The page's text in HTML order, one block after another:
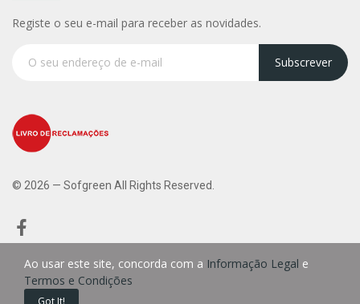
Registe o seu e-mail para receber as novidades.
Subscrever
© 2026 — Sofgreen All Rights Reserved.
Ao usar este site, concorda com a Informação Legal e
Termos e Condições
Got It!